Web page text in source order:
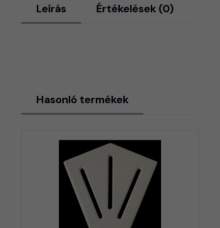
Leírás Értékelések (0)
Hasonló termékek